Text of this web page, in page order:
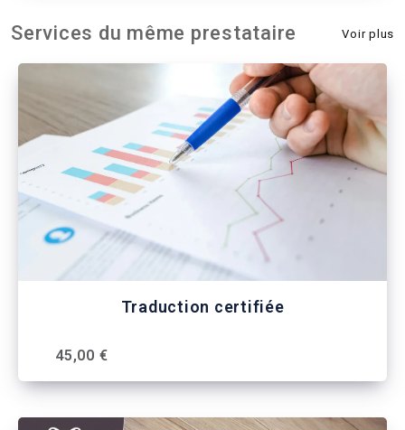
Services du même prestataire Voir plus
Traduction certifiée
45,00 €